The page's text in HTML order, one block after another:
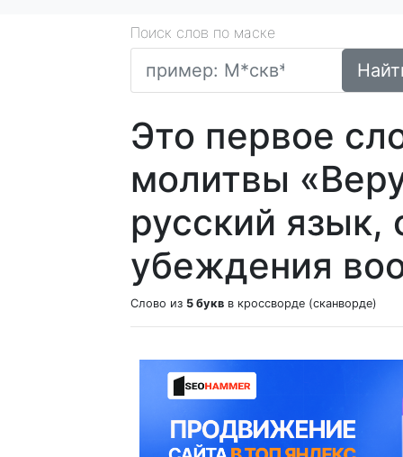
Поиск слов по маске
Это первое
молитвы
русский язык,
убеждения
Слово из 5 букв в кроссворде (сканворде)